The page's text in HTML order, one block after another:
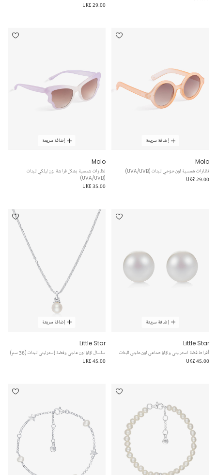
UK£ 29.00
إضافة سريعة
Molo
نظارات شمسية لون خوخي للبنات (UVA/UVB)
UK£ 29.00
إضافة سريعة
Molo
نظارات شمسية بشكل فراشة لون ليلكي للبنات
(UVA/UVB)
UK£ 35.00
إضافة سريعة
Little Star
أقراط فضة استرليني ولؤلؤ صناعي لون عاجي للبنات
UK£ 45.00
إضافة سريعة
Little Star
سلسال لؤلؤ لون عاجي وفضة إسترليني للبنات (36 سم)
UK£ 45.00